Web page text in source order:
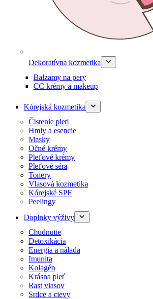
Dekoratívna kozmetika
Balzamy na pery
CC krémy a makeup
Kórejská kozmetika
Čistenie pleti
Hmly a esencie
Masky
Očné krémy
Pleťové krémy
Pleťové séra
Tonery
Vlasová kozmetika
Kórejské SPF
Peelingy
Doplnky výživy
Chudnutie
Detoxikácia
Energia a nálada
Imunita
Kolagén
Krásna pleť
Rast vlasov
Srdce a cievy